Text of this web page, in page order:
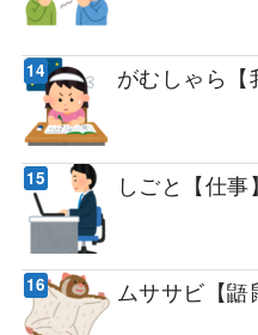
がむしゃら
しごと【仕
ムササビ【